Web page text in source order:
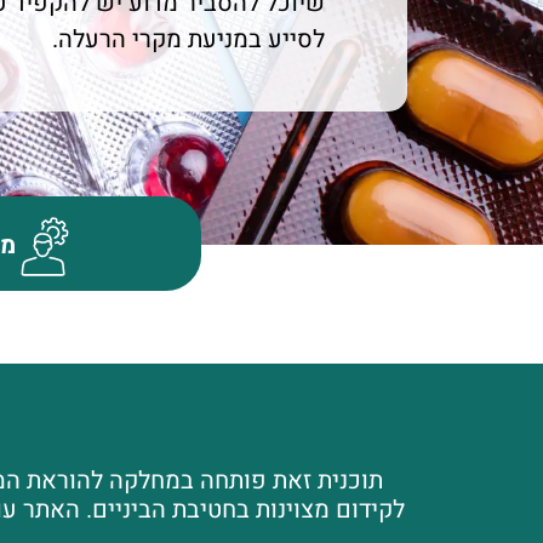
לסייע במניעת מקרי הרעלה.
תוכנית זאת פותחה במחלקה להוראת